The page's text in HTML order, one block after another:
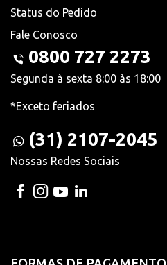
Status do Pedido
Fale Conosco
0800 727 2273
Segunda à sexta 8:00 às 18:00
*Exceto feriados
(31) 2107-2045
Nossas Redes Sociais